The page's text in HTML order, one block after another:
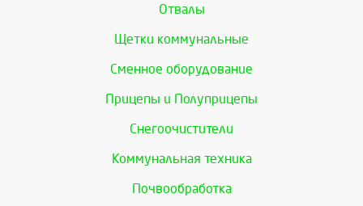
Отвалы
Щетки коммунальные
Сменное оборудование
Прицепы и Полуприцепы
Снегоочистители
Коммунальная техника
Почвообработка